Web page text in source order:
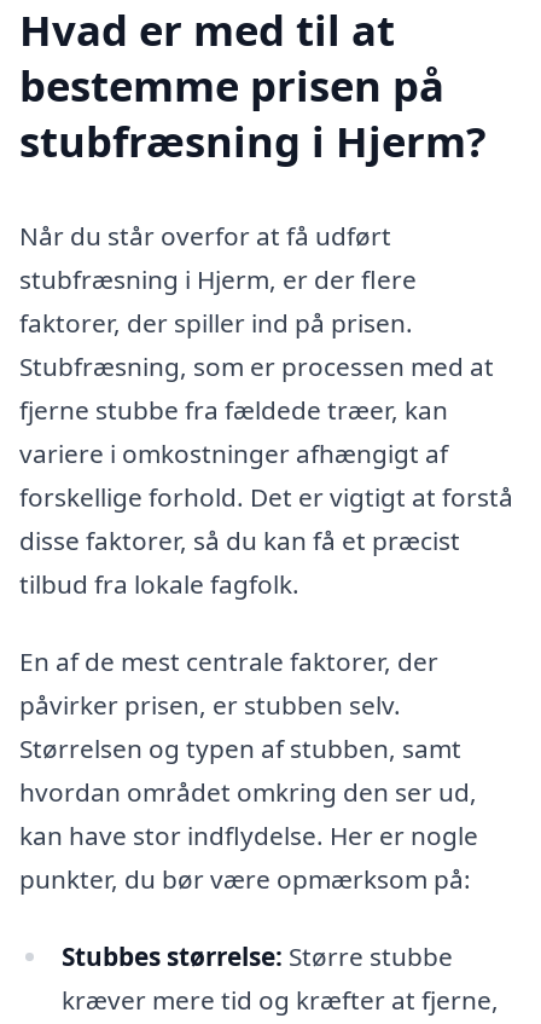
Hvad er med til at
bestemme prisen på
stubfræsning i Hjerm?
Når du står overfor at få udført
stubfræsning i Hjerm, er der flere
faktorer, der spiller ind på prisen.
Stubfræsning, som er processen med at
fjerne stubbe fra fældede træer, kan
variere i omkostninger afhængigt af
forskellige forhold. Det er vigtigt at forstå
disse faktorer, så du kan få et præcist
tilbud fra lokale fagfolk.
En af de mest centrale faktorer, der
påvirker prisen, er stubben selv.
Størrelsen og typen af stubben, samt
hvordan området omkring den ser ud,
kan have stor indflydelse. Her er nogle
punkter, du bør være opmærksom på:
Stubbes størrelse: Større stubbe
kræver mere tid og kræfter at fjerne,